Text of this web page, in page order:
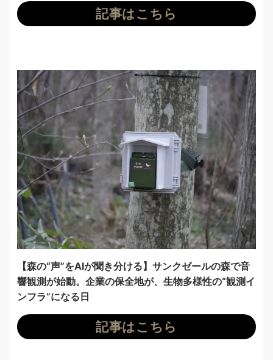
記事はこちら
【森の“声”をAIが聞き分ける】サンクゼールの森で音
響観測が始動。企業の保全地が、生物多様性の“観測イ
ンフラ”になる日
記事はこちら